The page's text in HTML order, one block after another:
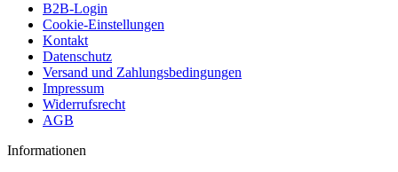
B2B-Login
Cookie-Einstellungen
Kontakt
Datenschutz
Versand und Zahlungsbedingungen
Impressum
Widerrufsrecht
AGB
Informationen